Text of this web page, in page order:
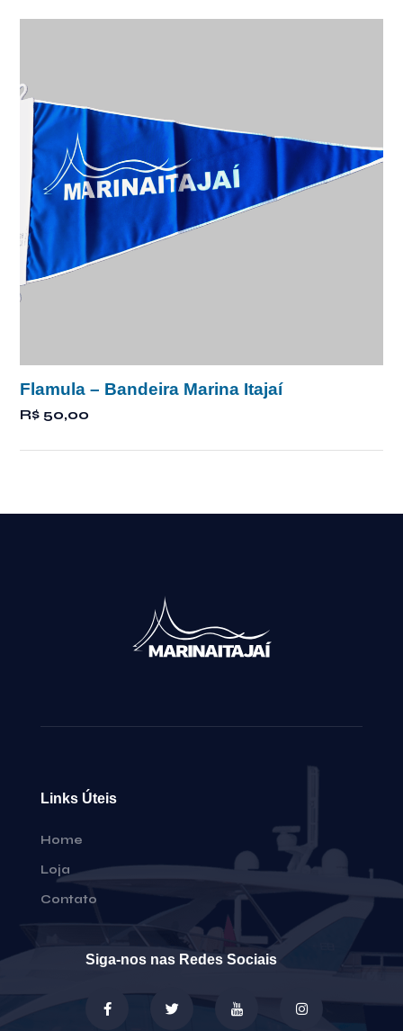
Flamula – Bandeira Marina Itajaí
R$ 50,00
Links Úteis
Home
Loja
Contato
Siga-nos nas Redes Sociais